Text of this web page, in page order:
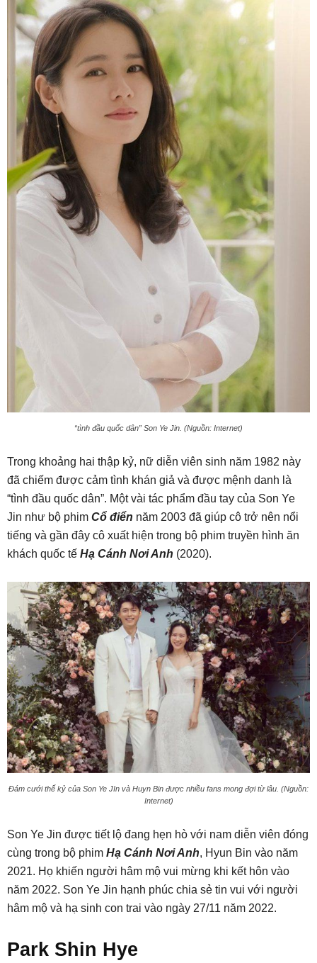
“tình đầu quốc dân” Son Ye Jin. (Nguồn: Internet)
Trong khoảng hai thập kỷ, nữ diễn viên sinh năm 1982 này
đã chiếm được cảm tình khán giả và được mệnh danh là
“tình đầu quốc dân”. Một vài tác phẩm đầu tay của Son Ye
Jin như bộ phim Cổ điển năm 2003 đã giúp cô trở nên nổi
tiếng và gần đây cô xuất hiện trong bộ phim truyền hình ăn
khách quốc tế Hạ Cánh Nơi Anh (2020).
Đám cưới thế kỷ của Son Ye JIn và Huyn Bin được nhiều fans mong đợi từ lâu. (Nguồn:
Internet)
Son Ye Jin được tiết lộ đang hẹn hò với nam diễn viên đóng
cùng trong bộ phim Hạ Cánh Nơi Anh, Hyun Bin vào năm
2021. Họ khiến người hâm mộ vui mừng khi kết hôn vào
năm 2022. Son Ye Jin hạnh phúc chia sẻ tin vui với người
hâm mộ và hạ sinh con trai vào ngày 27/11 năm 2022.
Park Shin Hye